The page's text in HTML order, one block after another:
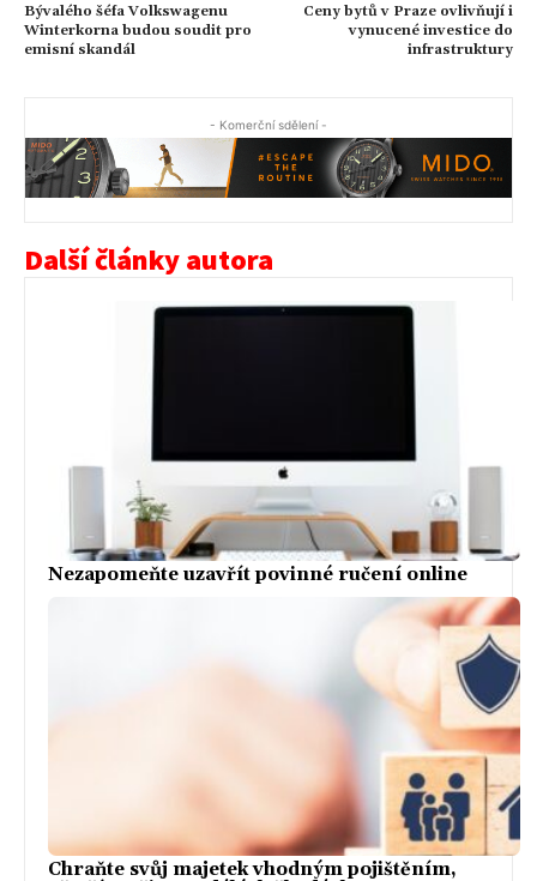
Bývalého šéfa Volkswagenu
Winterkorna budou soudit pro
emisní skandál
Ceny bytů v Praze ovlivňují i
vynucené investice do
infrastruktury
- Komerční sdělení -
Další články autora
Nezapomeňte uzavřít povinné ručení online
Chraňte svůj majetek vhodným pojištěním,